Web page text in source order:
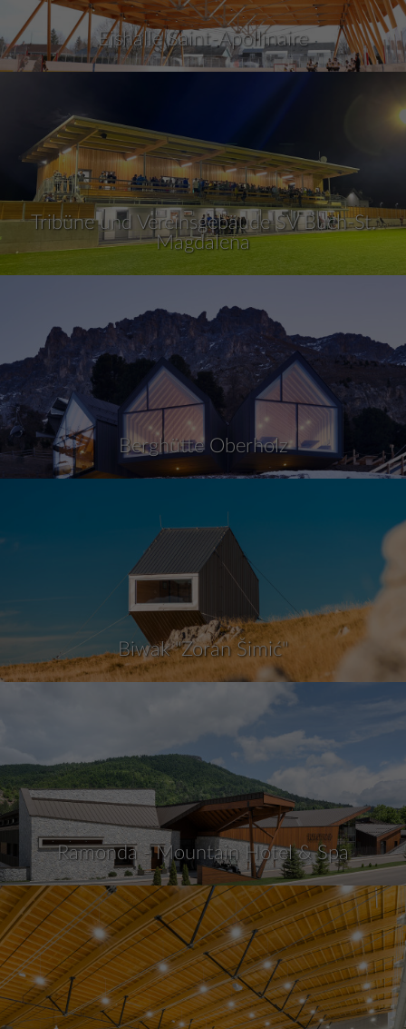
Eishalle Saint-Apollinaire
Tribüne und Vereinsgebäude SV Buch-St.
Magdalena
Berghütte Oberholz
Biwak "Zoran Šimić"
Ramonda - Mountain Hotel & Spa